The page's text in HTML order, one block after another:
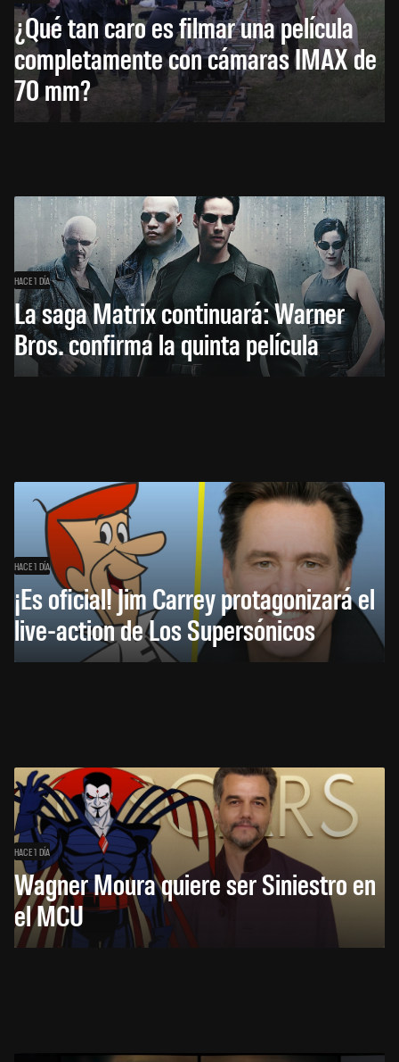
¿Qué tan caro es filmar una película
completamente con cámaras IMAX de
70 mm?
HACE 1 DÍA
La saga Matrix continuará: Warner
Bros. confirma la quinta película
HACE 1 DÍA
¡Es oficial! Jim Carrey protagonizará el
live-action de Los Supersónicos
HACE 1 DÍA
Wagner Moura quiere ser Siniestro en
el MCU